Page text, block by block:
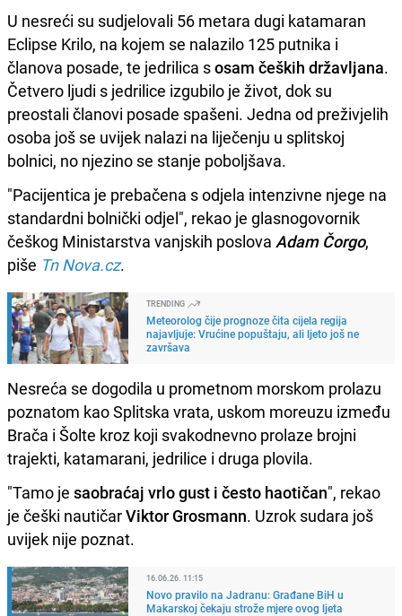
U nesreći su sudjelovali 56 metara dugi katamaran
Eclipse Krilo, na kojem se nalazilo 125 putnika i
članova posade, te jedrilica sosam čeških državljana.
Četvero ljudi s jedrilice izgubilo je život, dok su
preostali članovi posade spašeni. Jedna od preživjelih
osoba još se uvijek nalazi na liječenju u splitskoj
bolnici, no njezino se stanje poboljšava.
"Pacijentica je prebačena s odjela intenzivne njege na
standardni bolnički odjel", rekao je glasnogovornik
češkog Ministarstva vanjskih poslova Adam Čorgo,
piše Tn Nova.cz.
TRENDING
Meteorolog čije prognoze čita cijela regija
najavljuje: Vrućine popuštaju, ali ljeto još ne
završava
Nesreća se dogodila u prometnom morskom prolazu
poznatom kao Splitska vrata, uskom moreuzu između
Brača i Šolte kroz koji svakodnevno prolaze brojni
trajekti, katamarani, jedrilice i druga plovila.
"Tamo je saobraćaj vrlo gust i često haotičan", rekao
je češki nautičarViktor Grosmann. Uzrok sudara još
uvijek nije poznat.
16.06.26. 11:15
Novo pravilo na Jadranu: Građane BiH u
Makarskoj čekaju strože mjere ovog ljeta